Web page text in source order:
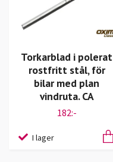
Torkarblad i polerat
rostfritt stål, för
bilar med plan
vindruta. CA
182:-
I lager